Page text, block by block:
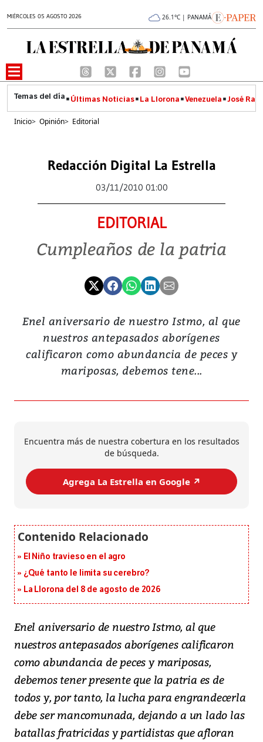
MIÉRCOLES 05 AGOSTO 2026 26.1°C | PANAMÁ
Últimas Noticias La Llorona Venezuela José
Inicio> Opinión> Editorial
Redacción Digital La Estrella
03/11/2010 01:00
EDITORIAL
Cumpleaños de la patria
Enel aniversario de nuestro Istmo, al que
nuestros antepasados aborígenes
calificaron como abundancia de peces y
mariposas, debemos tene...
Encuentra más de nuestra cobertura en los resultados
de búsqueda.
Agrega La Estrella en Google ↗️
El Niño travieso en el agro
¿Qué tanto le limita su cerebro?
La Llorona del 8 de agosto de 2026
Enel aniversario de nuestro Istmo, al que
nuestros antepasados aborígenes calificaron
como abundancia de peces y mariposas,
debemos tener presente que la patria es de
todos y, por tanto, la lucha para engrandecerla
debe ser mancomunada, dejando a un lado las
batallas fratricidas y partidistas que afloran